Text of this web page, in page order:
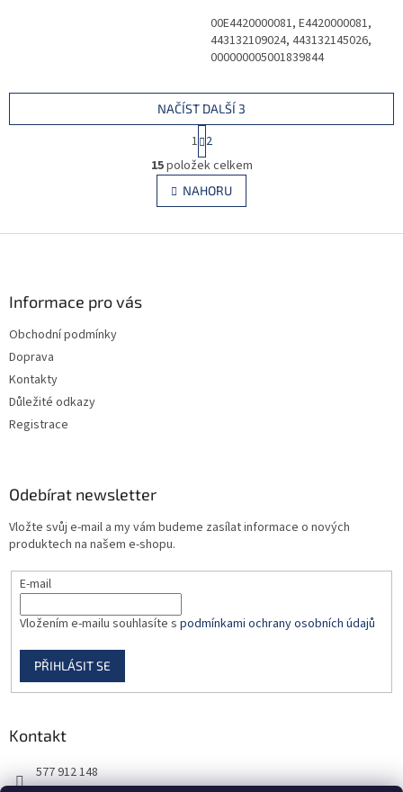
00E4420000081, E4420000081,
443132109024, 443132145026,
000000005001839844
O
v
l
á
NAČÍST DALŠÍ 3
t
r
á
n
k
v
1 2
15položek celkem
NAHORU
Informace pro vás
Obchodní podmínky
Doprava
Kontakty
Důležité odkazy
Registrace
Odebírat newsletter
Vložte svůj e-mail a my vám budeme zasílat informace o nových
produktech na našem e-shopu.
E-mail
Vložením e-mailu souhlasíte s podmínkami ochrany osobních údajů
PŘIHLÁSIT SE
Kontakt
577 912 148